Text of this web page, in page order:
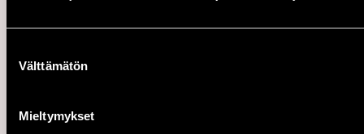
valinta
Välttämätön
Mieltymykset